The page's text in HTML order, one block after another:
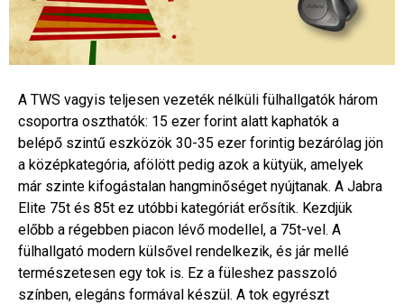
A TWS vagyis teljesen vezeték nélküli fülhallgatók három
csoportra oszthatók: 15 ezer forint alatt kaphatók a
belépő szintű eszközök 30-35 ezer forintig bezárólag jön
a középkategória, afölött pedig azok a kütyük, amelyek
már szinte kifogástalan hangminőséget nyújtanak. A Jabra
Elite 75t és 85t ez utóbbi kategóriát erősítik. Kezdjük
előbb a régebben piacon lévő modellel, a 75t-vel. A
fülhallgató modern külsővel rendelkezik, és jár mellé
természetesen egy tok is. Ez a füleshez passzoló
színben, elegáns formával készül. A tok egyrészt